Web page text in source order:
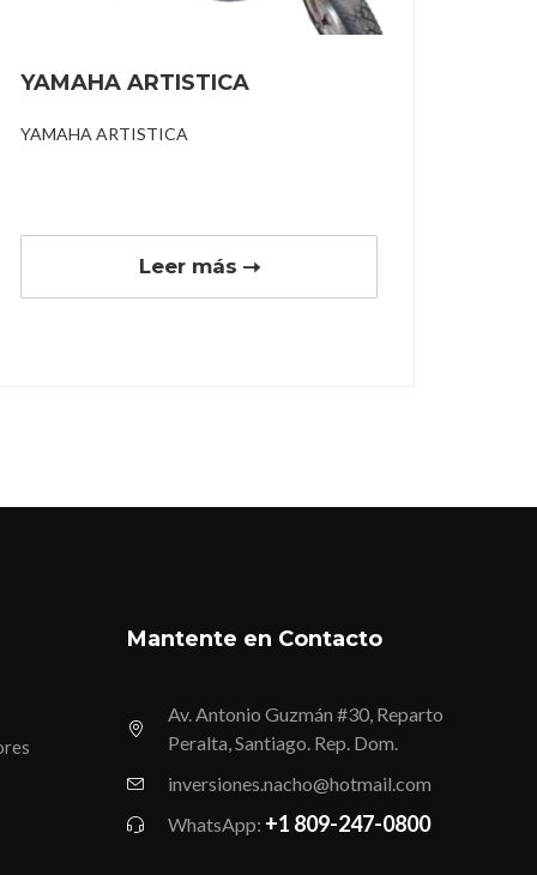
YAMAHA ARTISTICA
YAMAHA ARTISTICA
Leer más
Mantente en Contacto
Av. Antonio Guzmán #30, Reparto
Peralta, Santiago. Rep. Dom.
inversiones.nacho@hotmail.com
WhatsApp: +1 809-247-0800